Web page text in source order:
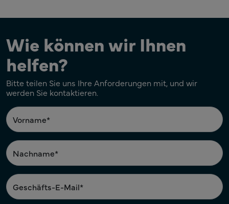
Wie können wir Ihnen
helfen?
Bitte teilen Sie uns Ihre Anforderungen mit, und wir
werden Sie kontaktieren.